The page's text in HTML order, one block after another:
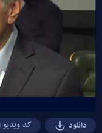
دانلود کد ویدیو